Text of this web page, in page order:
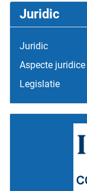
Juridic
Juridic
Aspecte juridice
Legislatie